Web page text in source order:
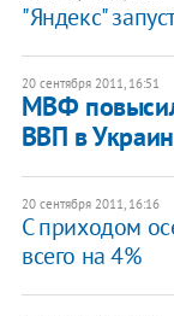
"Яндекс"
20 сентября 2011, 16:51
МВФ
ВВП в
20 сентября 2011, 16:16
С приходом
всего на 4%